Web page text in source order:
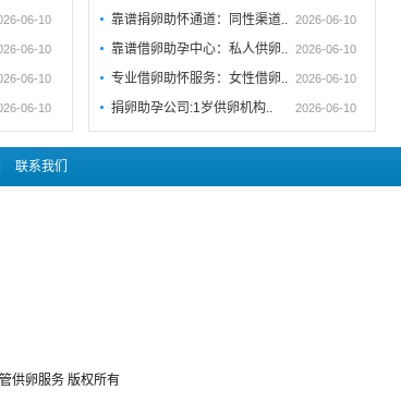
06-10
06-10
06-10
06-10
靠谱捐卵助怀通道：同性渠道.. 2026-06-10
靠谱借卵助孕中心：私人供卵.. 2026-06-10
专业借卵助怀服务：女性借卵.. 2026-06-10
捐卵助孕公司:1岁供卵机构.. 2026-06-10
联系我们
供卵服务 版权所有